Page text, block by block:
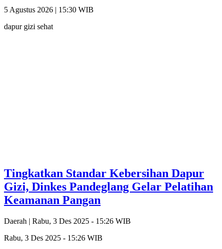
5 Agustus 2026 | 15:30 WIB
dapur gizi sehat
Tingkatkan Standar Kebersihan Dapur
Gizi, Dinkes Pandeglang Gelar Pelatihan
Keamanan Pangan
Daerah | Rabu, 3 Des 2025 - 15:26 WIB
Rabu, 3 Des 2025 - 15:26 WIB